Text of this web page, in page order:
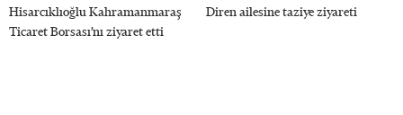
Hisarcıklıoğlu Kahramanmaraş
Ticaret Borsası’nı ziyaret etti
Diren ailesine taziye ziyareti